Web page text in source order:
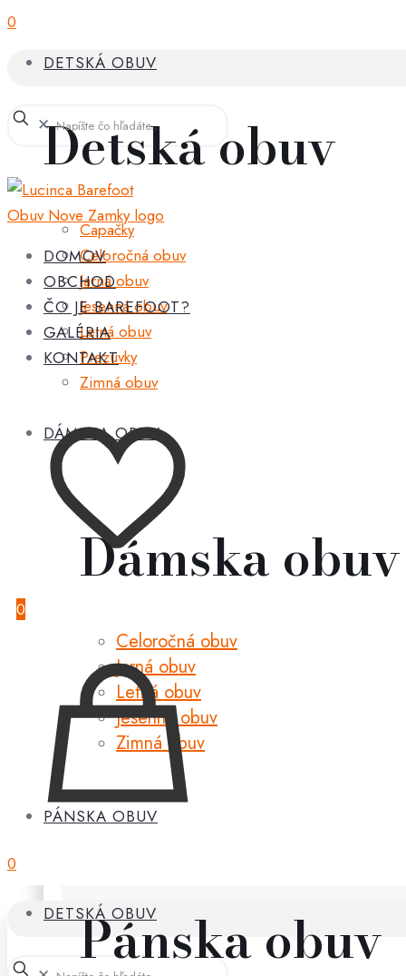
0
DETSKÁ OBUV
Detská obuv
Capačky
Celoročná obuv
Jarná obuv
Jesenná obuv
Letná obuv
Prezuvky
Zimná obuv
DÁMSKA OBUV
Dámska obuv
Celoročná obuv
Jarná obuv
Letná obuv
Jesenná obuv
Zimná obuv
PÁNSKA OBUV
Pánska obuv
✕
DOMOV
OBCHOD
ČO JE BAREFOOT?
GALÉRIA
KONTAKT
0
0
DETSKÁ OBUV